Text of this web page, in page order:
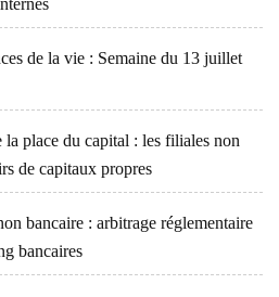
de la vie : Semaine du 13 juillet
place du capital : les filiales non
de capitaux propres
bancaire : arbitrage réglementaire
bancaires